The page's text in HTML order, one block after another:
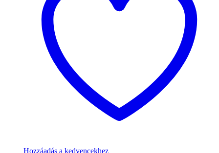
Hozzáadás a kedvencekhez